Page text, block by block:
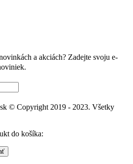
a akciách? Zadejte svoju e-
© Copyright 2019 - 2023. Všetky
do košíka: